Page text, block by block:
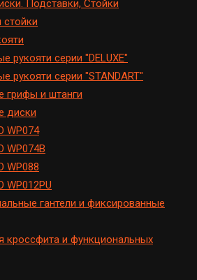
Подставки, Стойки
стойки
рукояти серии "DELUXE"
рукояти серии "STANDART"
грифы и штанги
диски
WP074
WP074B
WP088
WP012PU
гантели и фиксированные
кроссфита и функциональных